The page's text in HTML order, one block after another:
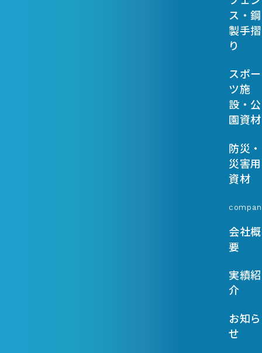
ス・鋼
製手摺
り
スポー
ツ施
設・公
園資材
防災・
災害用
資材
会社概
要
実績紹
介
お知ら
せ